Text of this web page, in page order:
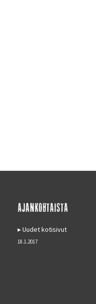
AJANKOHTAISTA
Uudet kotisivut
18.1.2017